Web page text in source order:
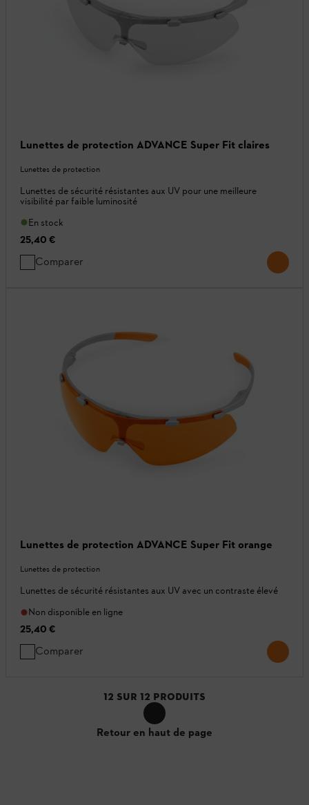
Lunettes de protection ADVANCE Super Fit claires
Lunettes de protection
Lunettes de sécurité résistantes aux UV pour une meilleure
visibilité par faible luminosité
En stock
25,40 €
Comparer
Lunettes de protection ADVANCE Super Fit orange
Lunettes de protection
Lunettes de sécurité résistantes aux UV avec un contraste élevé
Non disponible en ligne
25,40 €
Comparer
12 SUR 12 PRODUITS
Retour en haut de page